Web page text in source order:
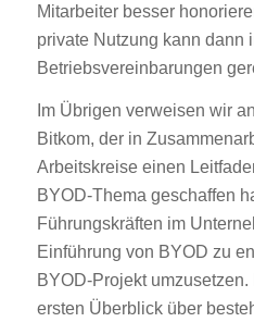
Mitarbeiter besser
private Nutzung kann dann
Betriebsvereinbarungen
Im Übrigen verweisen wir
Bitkom, der in
Arbeitskreise einen
BYOD-Thema geschaffen
Führungskräften im
Einführung von BYOD zu
BYOD-Projekt
ersten Überblick über